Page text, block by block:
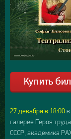
27 декабря в 18:00
галерее Героя
СССР, академика